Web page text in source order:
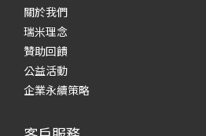
關於我們
瑞米理念
贊助回饋
公益活動
企業永續策略